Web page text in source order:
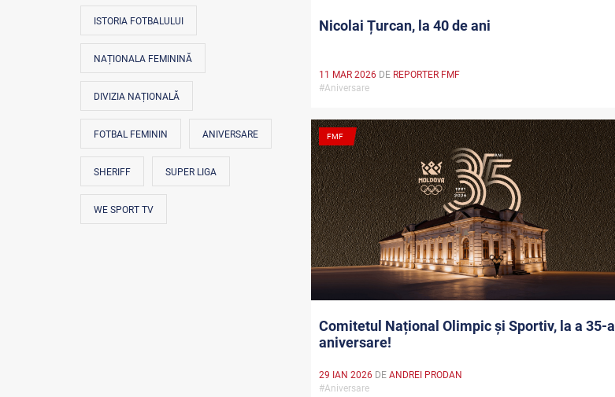
ISTORIA FOTBALULUI
NAȚIONALA FEMININĂ
DIVIZIA NAȚIONALĂ
FOTBAL FEMININ ANIVERSARE
SHERIFF SUPER LIGA
WE SPORT TV
Nicolai Țurcan, la 40 de ani
11 MAR 2026DE REPORTER FMF
#Aniversare
FMF
Comitetul Național Olimpic și Sportiv, la a 35-a
aniversare!
29 IAN 2026DE ANDREI PRODAN
#Aniversare